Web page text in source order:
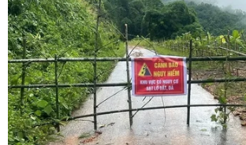
hiểm, rét đậm, rét hại
20/02/2022 13:19
Văn phòng thường trực Ban Chỉ đạo
phòng, chống thiên tai đề nghị các địa
dẫn người dân chủ động phòng tránh
mưa lớn kèm lốc, sét, mưa đá.